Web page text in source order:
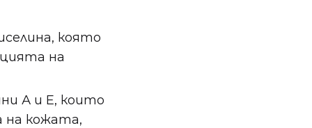
която
на
А и Е, които
на кожата,